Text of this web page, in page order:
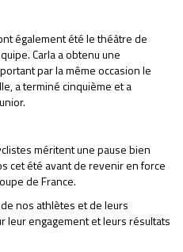
également été le théâtre de
Carla a obtenu une
par la même occasion le
a terminé cinquième et a
méritent une pause bien
cet été avant de revenir en force
de France.
nos athlètes et de leurs
leur engagement et leurs résultats